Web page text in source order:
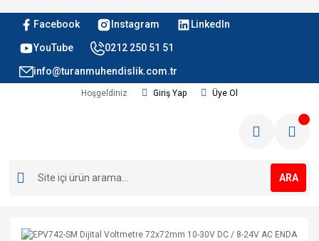
Facebook Instagram LinkedIn
YouTube 0212 250 51 51
info@turanmuhendislik.com.tr
Hoşgeldiniz Giriş Yap Üye Ol
ARA